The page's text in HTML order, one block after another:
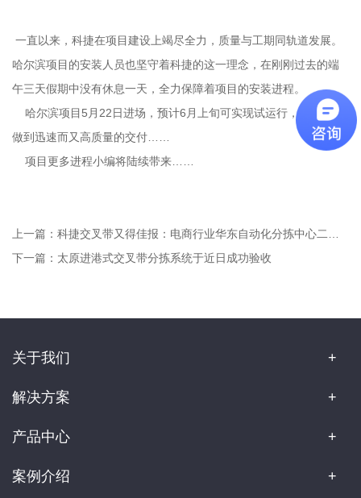
一直以来，科捷在项目建设上竭尽全力，质量与工期同轨道发展。
哈尔滨项目的安装人员也坚守着科捷的这一理念，在刚刚过去的端
午三天假期中没有休息一天，全力保障着项目的安装进程。
哈尔滨项目5月22日进场，预计6月上旬可实现试运行，科捷力争
做到迅速而又高质量的交付……
项目更多进程小编将陆续带来……
上一篇： 科捷交叉带又得佳报：电商行业华东自动化分拣中心二期项目通过初验
下一篇： 太原进港式交叉带分拣系统于近日成功验收
关于我们
解决方案
产品中心
案例介绍